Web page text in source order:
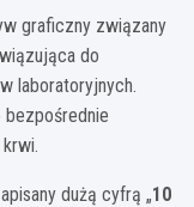
graficzny związany
do
laboratoryjnych.
dużą cyfrą „10